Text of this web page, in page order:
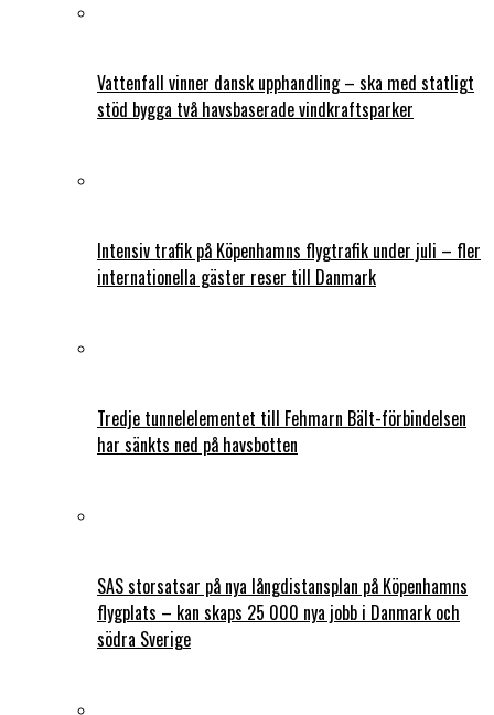
Vattenfall vinner dansk upphandling – ska med statligt
stöd bygga två havsbaserade vindkraftsparker
Intensiv trafik på Köpenhamns flygtrafik under juli – fler
internationella gäster reser till Danmark
Tredje tunnelelementet till Fehmarn Bält-förbindelsen
har sänkts ned på havsbotten
SAS storsatsar på nya långdistansplan på Köpenhamns
flygplats – kan skaps 25 000 nya jobb i Danmark och
södra Sverige